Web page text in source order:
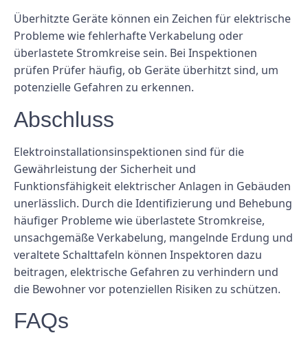
Überhitzte Geräte können ein Zeichen für elektrische
Probleme wie fehlerhafte Verkabelung oder
überlastete Stromkreise sein. Bei Inspektionen
prüfen Prüfer häufig, ob Geräte überhitzt sind, um
potenzielle Gefahren zu erkennen.
Abschluss
Elektroinstallationsinspektionen sind für die
Gewährleistung der Sicherheit und
Funktionsfähigkeit elektrischer Anlagen in Gebäuden
unerlässlich. Durch die Identifizierung und Behebung
häufiger Probleme wie überlastete Stromkreise,
unsachgemäße Verkabelung, mangelnde Erdung und
veraltete Schalttafeln können Inspektoren dazu
beitragen, elektrische Gefahren zu verhindern und
die Bewohner vor potenziellen Risiken zu schützen.
FAQs